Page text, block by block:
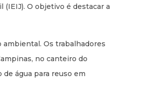
O objetivo é destacar a
ambiental. Os trabalhadores
no canteiro do
água para reuso em